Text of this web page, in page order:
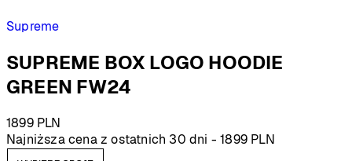
Supreme
SUPREME BOX LOGO HOODIE
GREEN FW24
1899 PLN
Najniższa cena z ostatnich 30 dni -1899 PLN